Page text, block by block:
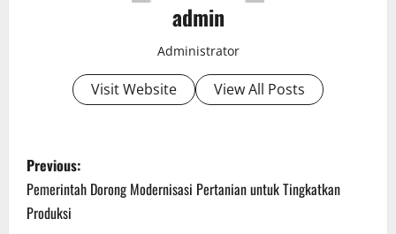
admin
Administrator
Visit Website View All Posts
P
o
Previous:
Pemerintah Dorong Modernisasi Pertanian untuk Tingkatkan
Produksi